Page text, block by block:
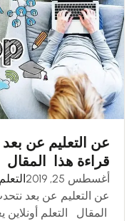
عن التعليم عن
قراءة هذا المقال
أغسطس 25, 2019
عن التعليم عن بعد
المقال التعلم أونلاين